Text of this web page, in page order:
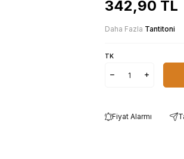
342,90 TL
Daha Fazla Tantitoni
TK
Fiyat Alarmı